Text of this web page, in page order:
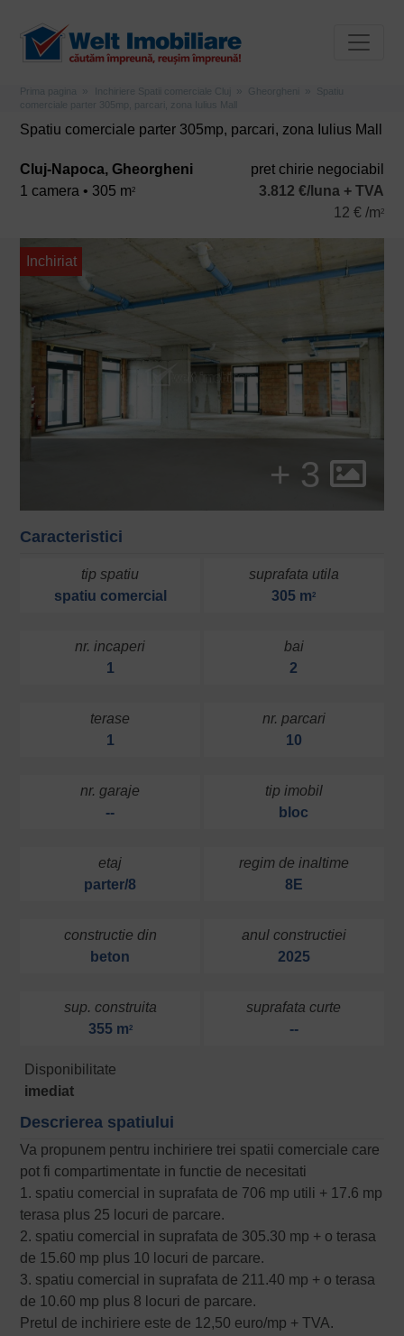
Prima pagina Inchiriere Spatii comerciale Cluj Gheorgheni
Spatiu
comerciale parter 305mp, parcari, zona Iulius Mall
Spatiu comerciale parter 305mp, parcari, zona Iulius Mall
Cluj-Napoca, Gheorgheni
1 camera • 305 m2
pret chirie negociabil
3.812 €/luna + TVA
12 € /m2
+ 3
Inchiriat
Caracteristici
tip spatiu
spatiu comercial
suprafata utila
305 m2
nr. incaperi
1
bai
2
terase
1
nr. parcari
10
nr. garaje
--
tip imobil
bloc
etaj
parter/8
regim de inaltime
8E
constructie din
beton
anul constructiei
2025
sup. construita
355 m2
suprafata curte
--
Disponibilitate
imediat
Descrierea spatiului
Va propunem pentru inchiriere trei spatii comerciale care
pot fi compartimentate in functie de necesitati
1. spatiu comercial in suprafata de 706 mp utili + 17.6 mp
terasa plus 25 locuri de parcare.
2. spatiu comercial in suprafata de 305.30 mp + o terasa
de 15.60 mp plus 10 locuri de parcare.
3. spatiu comercial in suprafata de 211.40 mp + o terasa
de 10.60 mp plus 8 locuri de parcare.
Pretul de inchiriere este de 12,50 euro/mp + TVA.